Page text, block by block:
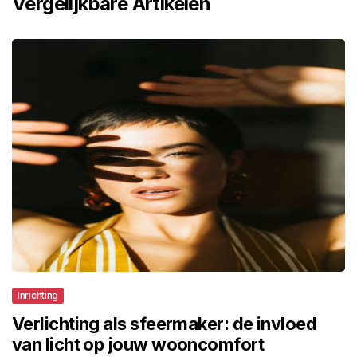
Inrichting
Verlichting als sfeermaker: de invloed
van licht op jouw wooncomfort